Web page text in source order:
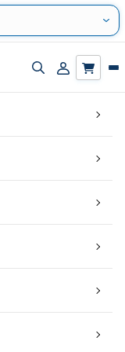
Zapnout/vypnout
Přihlásit/